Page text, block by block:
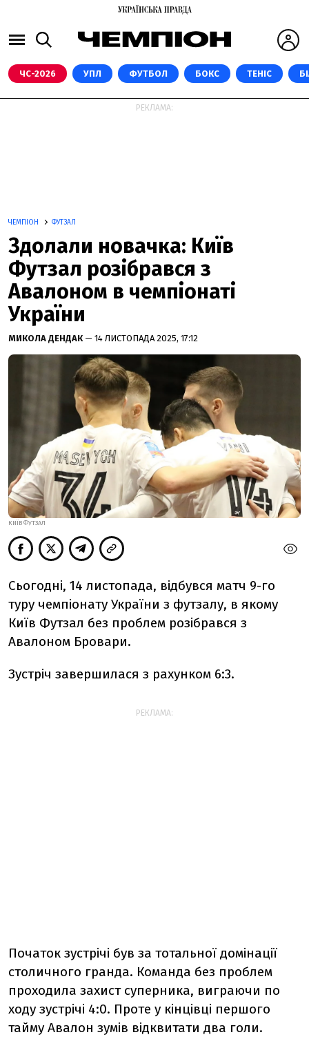
ЧС-2026 УПЛ ФУТБОЛ БОКС ТЕНІС
РЕКЛАМА:
ЧЕМПІОН ФУТЗАЛ
Здолали новачка: Київ
Футзал розібрався з
Авалоном в чемпіонаті
України
МИКОЛА ДЕНДАК — 14 ЛИСТОПАДА 2025, 17:12
КИЇВ ФУТЗАЛ
Сьогодні, 14 листопада, відбувся матч 9-го
туру чемпіонату України з футзалу, в якому
Київ Футзал без проблем розібрався з
Авалоном Бровари.
Зустріч завершилася з рахунком 6:3.
РЕКЛАМА:
Початок зустрічі був за тотальної домінації
столичного гранда. Команда без проблем
проходила захист суперника, виграючи по
ходу зустрічі 4:0. Проте у кінцівці першого
тайму Авалон зумів відквитати два голи.